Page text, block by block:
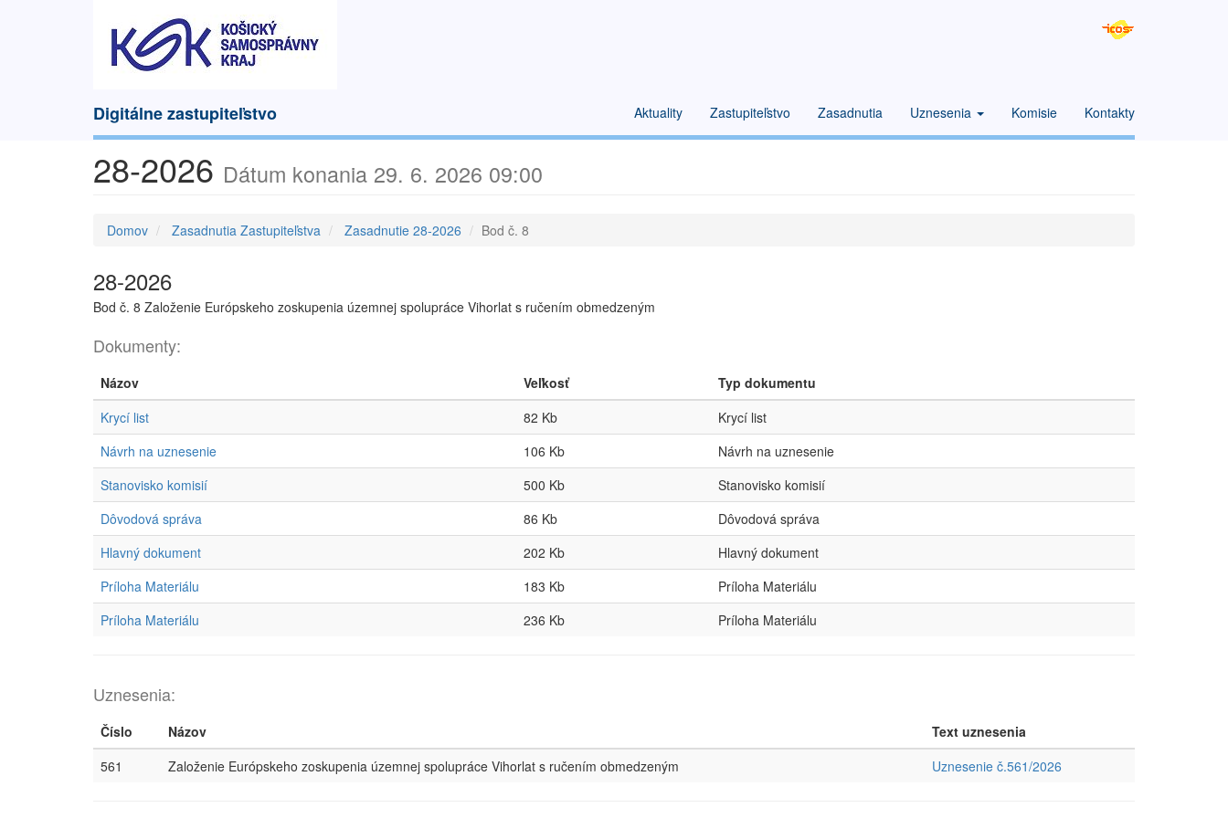
Digitálne zastupiteľstvo Aktuality Zastupiteľstvo Zasadnutia Uznesenia Komisie Kontakty
28-2026 Dátum konania 29. 6. 2026 09:00
Domov Zasadnutia Zastupiteľstva Zasadnutie 28-2026 Bod č. 8
28-2026
Bod č. 8 Založenie Európskeho zoskupenia územnej spolupráce Vihorlat s ručením obmedzeným
Dokumenty:
Názov Veľkosť
Typ dokumentu
Krycí list
82 Kb
Krycí list
Návrh na uznesenie
106 Kb
Návrh na uznesenie
Stanovisko komisií
500 Kb
Stanovisko komisií
Dôvodová správa
86 Kb
Dôvodová správa
Hlavný dokument
202 Kb
Hlavný dokument
Príloha Materiálu
183 Kb
Príloha Materiálu
Príloha Materiálu
236 Kb Príloha Materiálu
Uznesenia:
Číslo Názov
Text uznesenia
561
Založenie Európskeho zoskupenia územnej spolupráce Vihorlat s ručením obmedzeným Uznesenie č.561/2026